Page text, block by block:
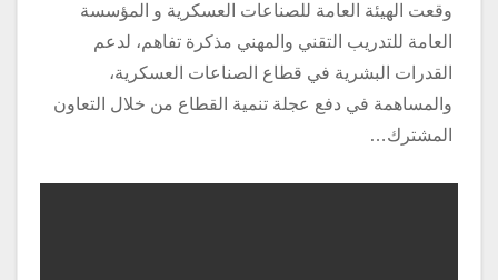
وقعت الهيئة العامة للصناعات العسكرية و المؤسسة
العامة للتدريب التقني والمهني مذكرة تفاهم، لدعم
القدرات البشرية في قطاع الصناعات العسكرية،
والمساهمة في دفع عجلة تنمية القطاع من خلال التعاون
المشترك…